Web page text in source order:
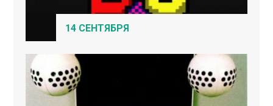
14 СЕНТЯБРЯ